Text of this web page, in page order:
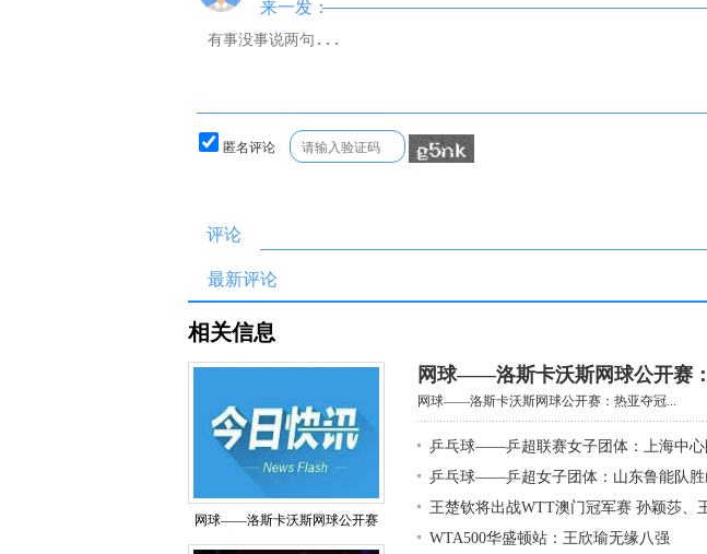
来一发：
匿名评论
评论
最新评论
相关信息
网球——洛斯卡沃斯网球公开赛
网球——洛斯卡沃斯网球公开赛
网球——洛斯卡沃斯网球公开赛：热亚夺冠...
乒乓球——乒超联赛女子团体：上海中心
乒乓球——乒超女子团体：山东鲁能队胜
王楚钦将出战WTT澳门冠军赛 孙颖莎、
WTA500华盛顿站：王欣瑜无缘八强